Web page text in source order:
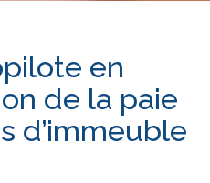
en
de la paie
d’immeuble